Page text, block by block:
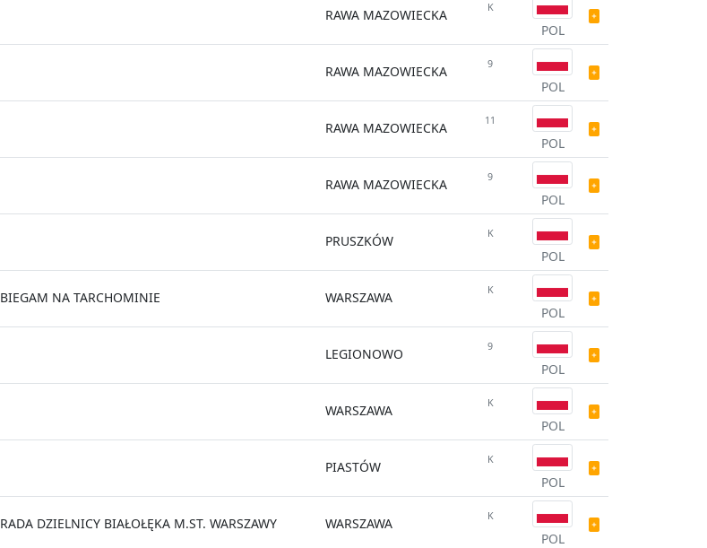
RAWA MAZOWIECKA K
POL
RAWA MAZOWIECKA 9
POL
RAWA MAZOWIECKA 11
POL
RAWA MAZOWIECKA 9
POL
PRUSZKÓW K
POL
BIEGAM NA TARCHOMINIE WARSZAWA K
POL
LEGIONOWO 9
POL
WARSZAWA K
POL
PIASTÓW K
POL
RADA DZIELNICY BIAŁOŁĘKA M.ST. WARSZAWY WARSZAWA K
POL